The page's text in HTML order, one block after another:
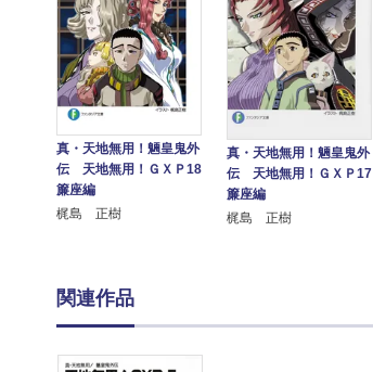
真・天地無用！魎皇鬼外
伝 天地無用！ＧＸＰ18
簾座編
梶島 正樹
真・天地無用！魎皇鬼外
伝 天地無用！ＧＸＰ17
簾座編
梶島 正樹
関連作品